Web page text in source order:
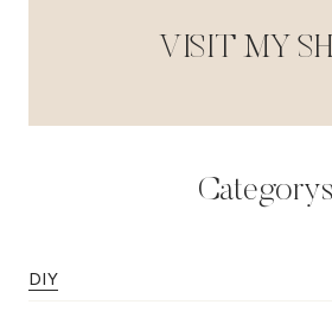
VISIT MY
Categorys
DIY